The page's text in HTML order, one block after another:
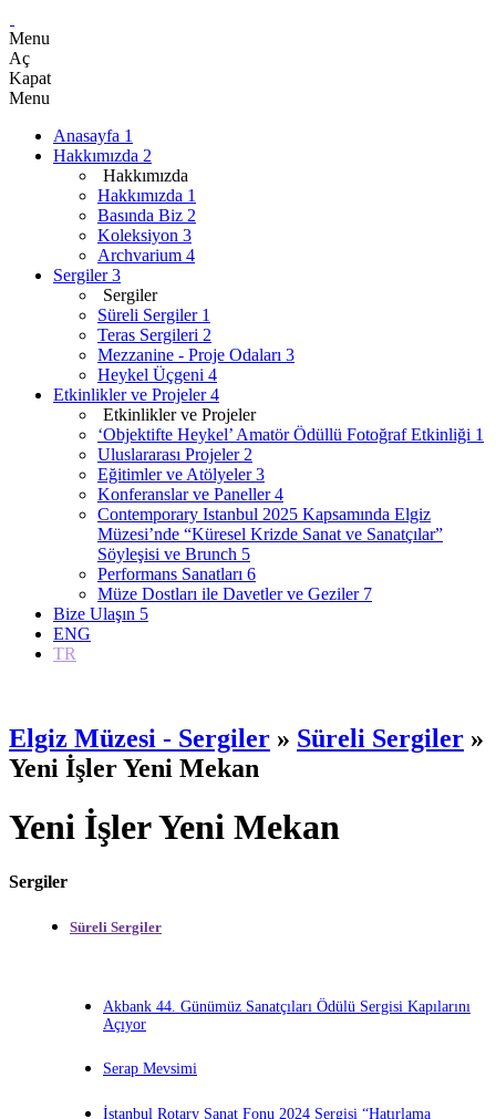
Menu
Aç
Kapat
Menu
Anasayfa 1
Hakkımızda 2
Hakkımızda
Hakkımızda 1
Basında Biz 2
Koleksiyon 3
Archvarium 4
Sergiler 3
Sergiler
Süreli Sergiler 1
Teras Sergileri 2
Mezzanine - Proje Odaları 3
Heykel Üçgeni 4
Etkinlikler ve Projeler 4
Etkinlikler ve Projeler
‘Objektifte Heykel’ Amatör Ödüllü Fotoğraf Etkinliği 1
Uluslararası Projeler 2
Eğitimler ve Atölyeler 3
Konferanslar ve Paneller 4
Contemporary Istanbul 2025 Kapsamında Elgiz
Müzesi’nde “Küresel Krizde Sanat ve Sanatçılar”
Söyleşisi ve Brunch 5
Performans Sanatları 6
Müze Dostları ile Davetler ve Geziler 7
Bize Ulaşın 5
ENG
TR
Elgiz Müzesi - Sergiler » Süreli Sergiler »
Yeni İşler Yeni Mekan
Yeni İşler Yeni Mekan
Sergiler
Süreli Sergiler
Akbank 44. Günümüz Sanatçıları Ödülü Sergisi Kapılarını
Açıyor
Serap Mevsimi
İstanbul Rotary Sanat Fonu 2024 Sergisi “Hatırlama